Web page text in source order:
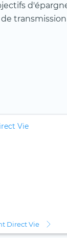
Direct Vie